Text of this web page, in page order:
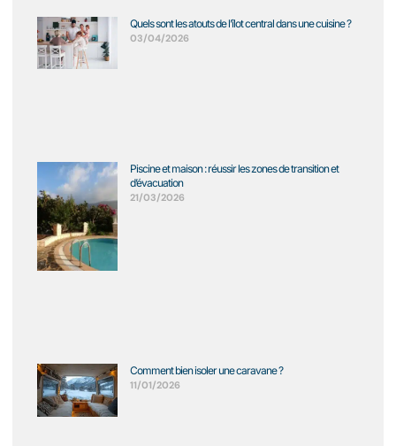
Quels sont les atouts de l’îlot central dans une cuisine ?
03/04/2026
Piscine et maison : réussir les zones de transition et
d’évacuation
21/03/2026
Comment bien isoler une caravane ?
11/01/2026